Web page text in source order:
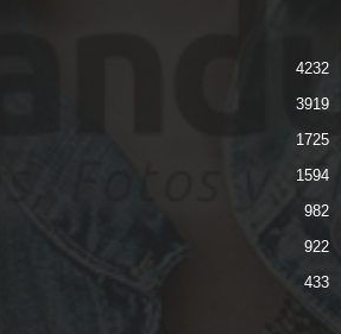
4232
3919
1725
1594
982
922
433